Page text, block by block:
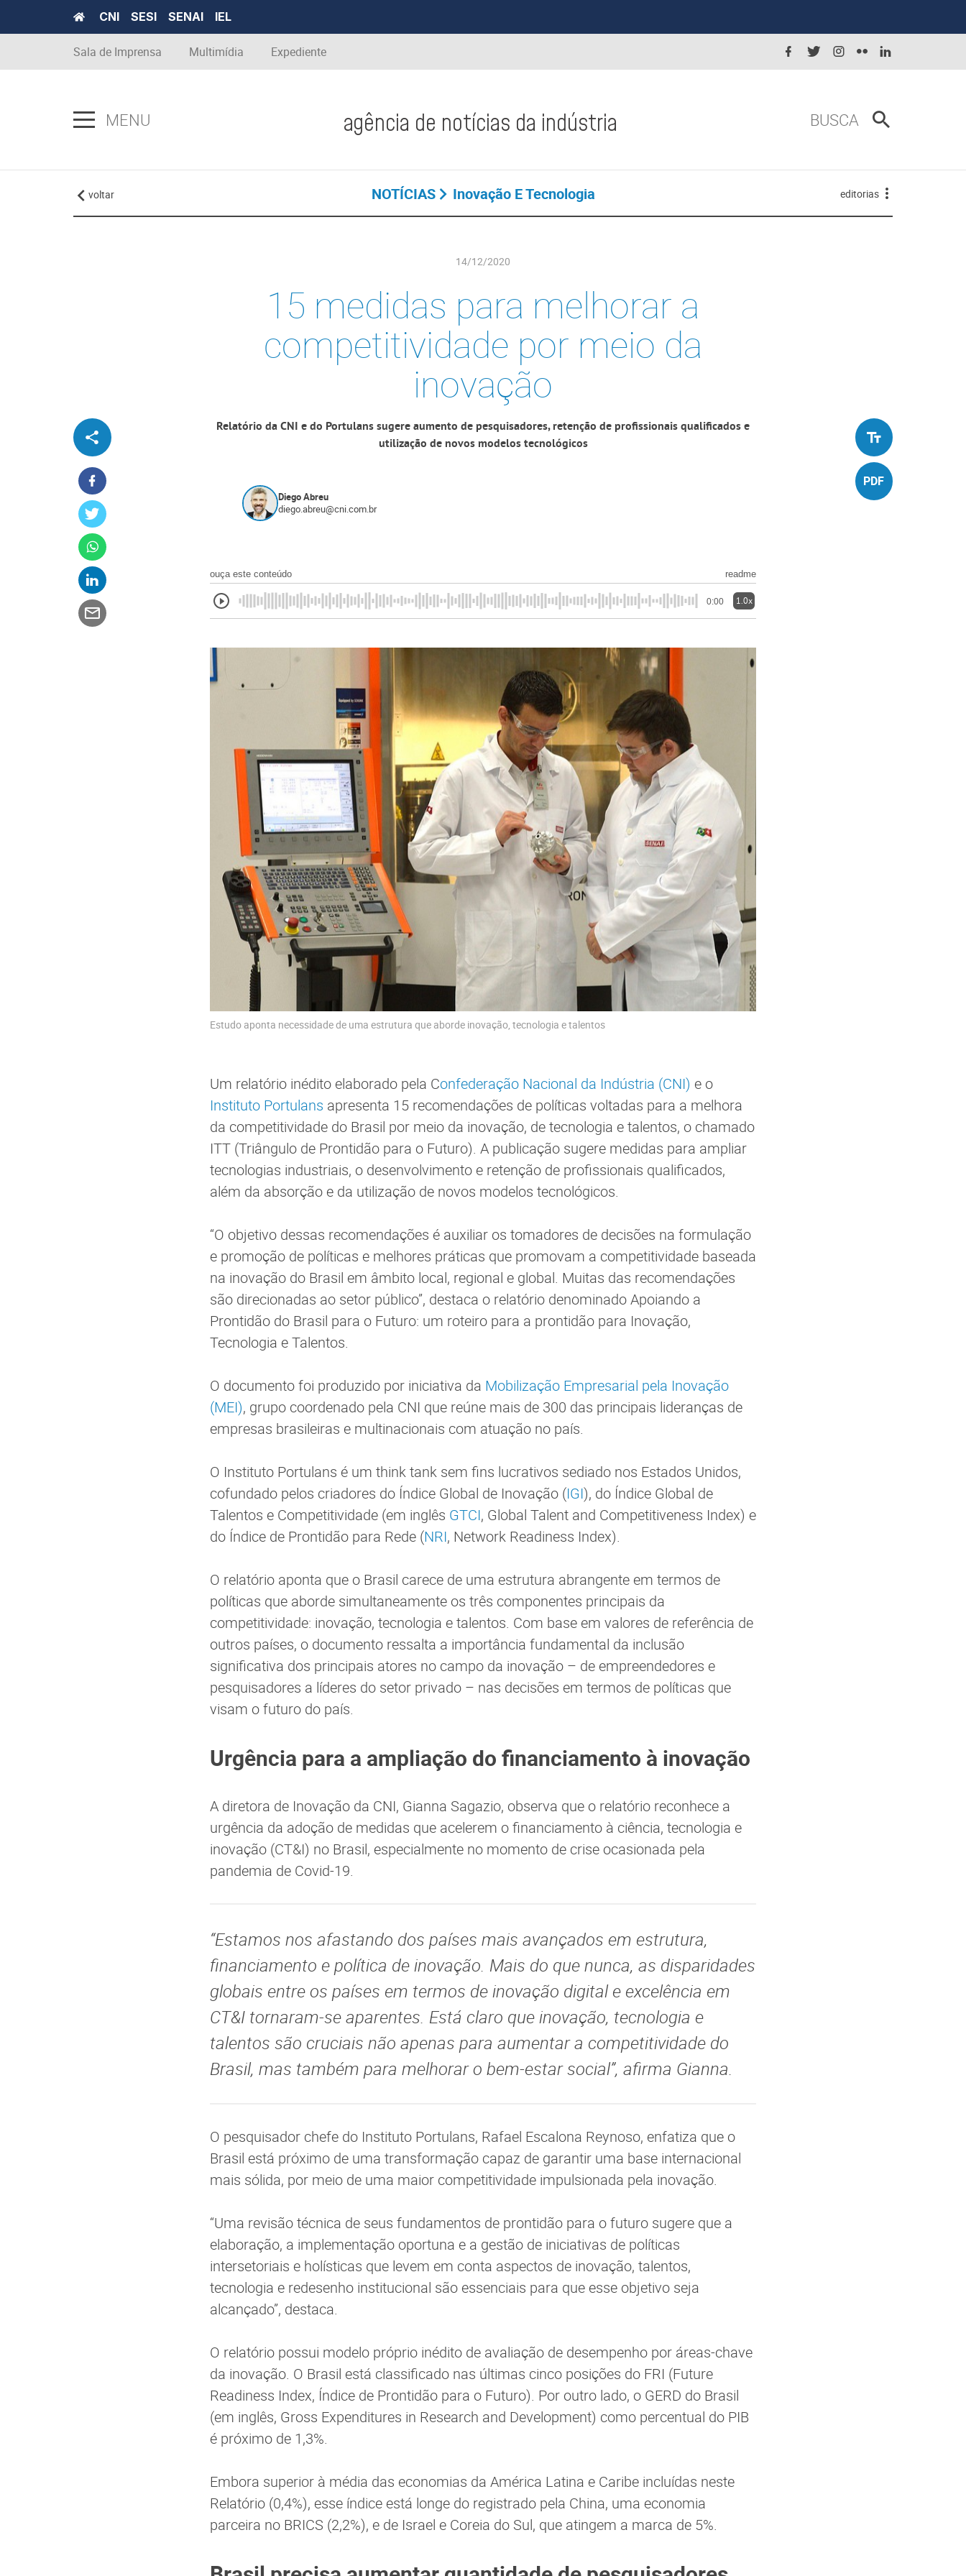
CNI SESI SENAI IEL
Sala de Imprensa Multimídia Expediente
MENU agência de notícias da indústria BUSCA
voltar NOTÍCIAS Inovação E Tecnologia editorias
14/12/2020
15 medidas para melhorar a
competitividade por meio da
inovação
Relatório da CNI e do Portulans sugere aumento de pesquisadores, retenção de profissionais qualificados e
utilização de novos modelos tecnológicos
Diego Abreu
diego.abreu@cni.com.br
ouça este conteúdo readme
0:00 1.0x
Estudo aponta necessidade de uma estrutura que aborde inovação, tecnologia e talentos
Um relatório inédito elaborado pela Confederação Nacional da Indústria (CNI) e o
Instituto Portulans apresenta 15 recomendações de políticas voltadas para a melhora
da competitividade do Brasil por meio da inovação, de tecnologia e talentos, o chamado
ITT (Triângulo de Prontidão para o Futuro). A publicação sugere medidas para ampliar
tecnologias industriais, o desenvolvimento e retenção de profissionais qualificados,
além da absorção e da utilização de novos modelos tecnológicos.
“O objetivo dessas recomendações é auxiliar os tomadores de decisões na formulação
e promoção de políticas e melhores práticas que promovam a competitividade baseada
na inovação do Brasil em âmbito local, regional e global. Muitas das recomendações
são direcionadas ao setor público”, destaca o relatório denominado Apoiando a
Prontidão do Brasil para o Futuro: um roteiro para a prontidão para Inovação,
Tecnologia e Talentos.
O documento foi produzido por iniciativa da Mobilização Empresarial pela Inovação
(MEI), grupo coordenado pela CNI que reúne mais de 300 das principais lideranças de
empresas brasileiras e multinacionais com atuação no país.
O Instituto Portulans é um think tank sem fins lucrativos sediado nos Estados Unidos,
cofundado pelos criadores do Índice Global de Inovação (IGI), do Índice Global de
Talentos e Competitividade (em inglês GTCI, Global Talent and Competitiveness Index) e
do Índice de Prontidão para Rede (NRI, Network Readiness Index).
O relatório aponta que o Brasil carece de uma estrutura abrangente em termos de
políticas que aborde simultaneamente os três componentes principais da
competitividade: inovação, tecnologia e talentos. Com base em valores de referência de
outros países, o documento ressalta a importância fundamental da inclusão
significativa dos principais atores no campo da inovação – de empreendedores e
pesquisadores a líderes do setor privado – nas decisões em termos de políticas que
visam o futuro do país.
Urgência para a ampliação do financiamento à inovação
A diretora de Inovação da CNI, Gianna Sagazio, observa que o relatório reconhece a
urgência da adoção de medidas que acelerem o financiamento à ciência, tecnologia e
inovação (CT&I) no Brasil, especialmente no momento de crise ocasionada pela
pandemia de Covid-19.
“Estamos nos afastando dos países mais avançados em estrutura,
financiamento e política de inovação. Mais do que nunca, as disparidades
globais entre os países em termos de inovação digital e excelência em
CT&I tornaram-se aparentes. Está claro que inovação, tecnologia e
talentos são cruciais não apenas para aumentar a competitividade do
Brasil, mas também para melhorar o bem-estar social”, afirma Gianna.
O pesquisador chefe do Instituto Portulans, Rafael Escalona Reynoso, enfatiza que o
Brasil está próximo de uma transformação capaz de garantir uma base internacional
mais sólida, por meio de uma maior competitividade impulsionada pela inovação.
“Uma revisão técnica de seus fundamentos de prontidão para o futuro sugere que a
elaboração, a implementação oportuna e a gestão de iniciativas de políticas
intersetoriais e holísticas que levem em conta aspectos de inovação, talentos,
tecnologia e redesenho institucional são essenciais para que esse objetivo seja
alcançado”, destaca.
O relatório possui modelo próprio inédito de avaliação de desempenho por áreas-chave
da inovação. O Brasil está classificado nas últimas cinco posições do FRI (Future
Readiness Index, Índice de Prontidão para o Futuro). Por outro lado, o GERD do Brasil
(em inglês, Gross Expenditures in Research and Development) como percentual do PIB
é próximo de 1,3%.
Embora superior à média das economias da América Latina e Caribe incluídas neste
Relatório (0,4%), esse índice está longe do registrado pela China, uma economia
parceira no BRICS (2,2%), e de Israel e Coreia do Sul, que atingem a marca de 5%.